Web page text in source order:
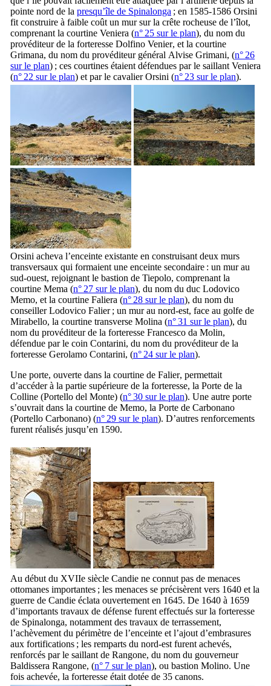
pointe nord de la presqu’île de Spinalonga ; en 1585-1586 Orsini
fit construire à faible coût un mur sur la crête rocheuse de l’îlot,
comprenant la courtine Veniera (n° 25 sur le plan), du nom du
provéditeur de la forteresse Dolfino Venier, et la courtine
Grimana, du nom du provéditeur général Alvise Grimani, (n° 26
sur le plan) ; ces courtines étaient défendues par le saillant Veniera
(n° 22 sur le plan) et par le cavalierOrsini (n° 23 sur le plan).
Orsini acheva l’enceinte existante en construisant deux murs
transversaux qui formaient une enceinte secondaire : un mur au
sud-ouest, rejoignant le bastion de Tiepolo, comprenant la
courtine Mema (n° 27 sur le plan), du nom du duc Lodovico
Memo, et la courtine Faliera (n° 28 sur le plan), du nom du
conseillerLodovico Falier; un mur au nord-est, face au golfe de
Mirabello, la courtine transverse Molina (n° 31 sur le plan), du
nom du provéditeur de la forteresse Francesco da Molin,
défendue par le coin Contarini, du nom du provéditeur de la
forteresse Gerolamo Contarini, (n° 24 sur le plan).
Une porte, ouverte dans la courtine de Falier, permettait
d’accéder à la partie supérieure de la forteresse, la Porte de la
Colline (Portello del Monte) (n° 30 sur le plan). Une autre porte
s’ouvrait dans la courtine de Memo, la Porte de Carbonano
(Portello Carbonano) (n° 29 sur le plan). D’autres renforcements
furent réalisés jusqu’en 1590.
Au début du XVIIe siècle Candie ne connut pas de menaces
ottomanes importantes ; les menaces se précisèrent vers 1640 et la
guerre de Candie éclata ouvertement en 1645. De 1640 à 1659
d’importants travaux de défense furent effectués sur la forteresse
de Spinalonga, notamment des travaux de terrassement,
l’achèvement du périmètre de l’enceinte et l’ajout d’embrasures
aux fortifications ; les remparts du nord-est furent achevés,
renforcés par le saillant de Rangone, du nom du gouverneur
Baldissera Rangone, (n° 7 sur le plan), ou bastion Molino. Une
fois achevée, la forteresse était dotée de 35 canons.